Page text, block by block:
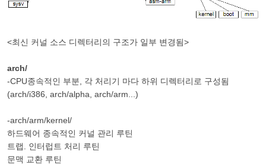
<최신 커널 소스 디렉터리의 구조가 일부 변경됨>
arch/
-CPU종속적인 부분, 각 처리기 마다 하위 디렉터리로 구성됨
(arch/i386, arch/alpha, arch/arm...)
-arch/arm/kernel/
하드웨어 종속적인 커널 관리 루틴
트랩. 인터럽트 처리 루틴
문맥 교환 루틴